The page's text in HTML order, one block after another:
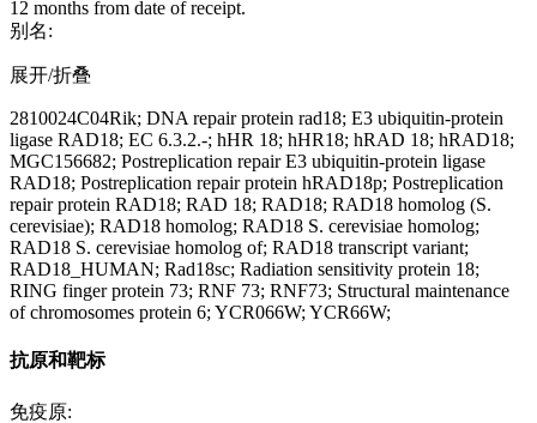
12 months from date of receipt.
别名:
展开/折叠
2810024C04Rik; DNA repair protein rad18; E3 ubiquitin-protein
ligase RAD18; EC 6.3.2.-; hHR 18; hHR18; hRAD 18; hRAD18;
MGC156682; Postreplication repair E3 ubiquitin-protein ligase
RAD18; Postreplication repair protein hRAD18p; Postreplication
repair protein RAD18; RAD 18; RAD18; RAD18 homolog (S.
cerevisiae); RAD18 homolog; RAD18 S. cerevisiae homolog;
RAD18 S. cerevisiae homolog of; RAD18 transcript variant;
RAD18_HUMAN; Rad18sc; Radiation sensitivity protein 18;
RING finger protein 73; RNF 73; RNF73; Structural maintenance
of chromosomes protein 6; YCR066W; YCR66W;
抗原和靶标
免疫原: